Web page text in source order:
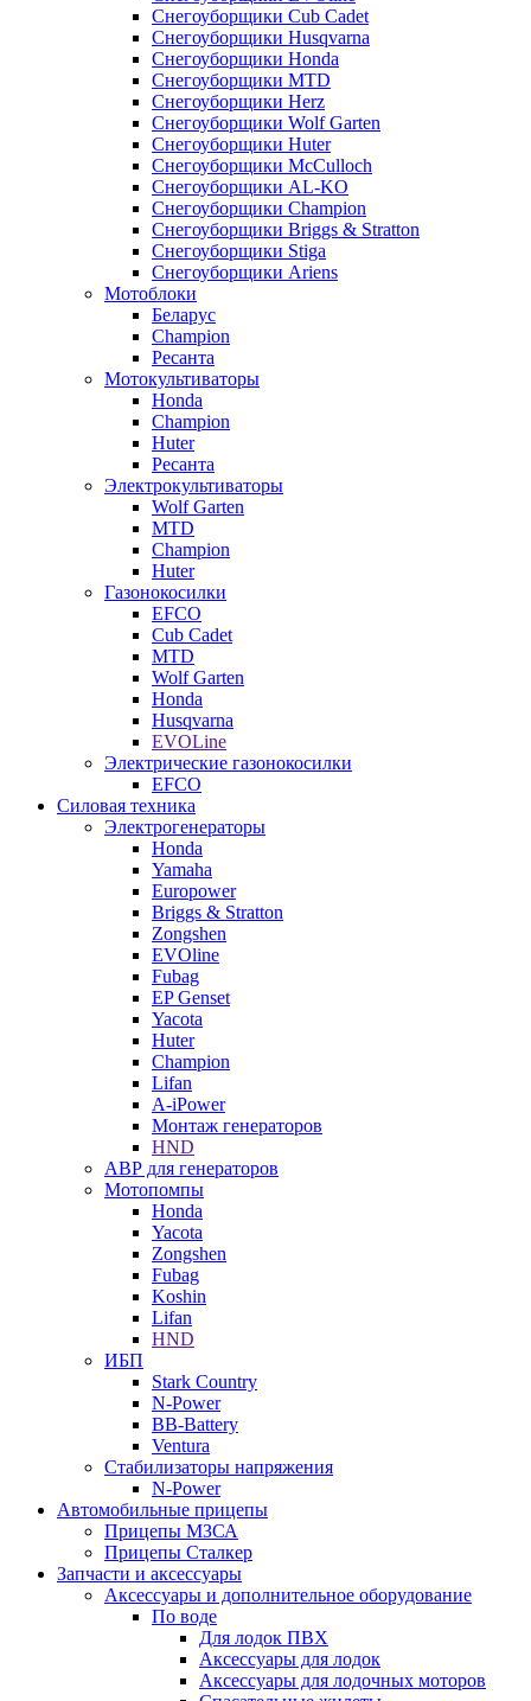
Снегоуборщики Cub Cadet
Снегоуборщики Husqvarna
Снегоуборщики Honda
Снегоуборщики MTD
Снегоуборщики Herz
Снегоуборщики Wolf Garten
Снегоуборщики Huter
Снегоуборщики McCulloch
Снегоуборщики AL-KO
Снегоуборщики Champion
Снегоуборщики Briggs & Stratton
Снегоуборщики Stiga
Снегоуборщики Ariens
Мотоблоки
Беларус
Champion
Ресанта
Мотокультиваторы
Honda
Champion
Huter
Ресанта
Электрокультиваторы
Wolf Garten
MTD
Champion
Huter
Газонокосилки
EFCO
Cub Cadet
MTD
Wolf Garten
Honda
Husqvarna
EVOLine
Электрические газонокосилки
EFCO
Силовая техника
Электрогенераторы
Honda
Yamaha
Europower
Briggs & Stratton
Zongshen
EVOline
Fubag
EP Genset
Yacota
Huter
Champion
Lifan
A-iPower
Монтаж генераторов
HND
АВР для генераторов
Мотопомпы
Honda
Yacota
Zongshen
Fubag
Koshin
Lifan
HND
ИБП
Stark Country
N-Power
BB-Battery
Ventura
Стабилизаторы напряжения
N-Power
Автомобильные прицепы
Прицепы МЗСА
Прицепы Сталкер
Запчасти и аксессуары
Аксессуары и дополнительное оборудование
По воде
Для лодок ПВХ
Аксессуары для лодок
Аксессуары для лодочных моторов